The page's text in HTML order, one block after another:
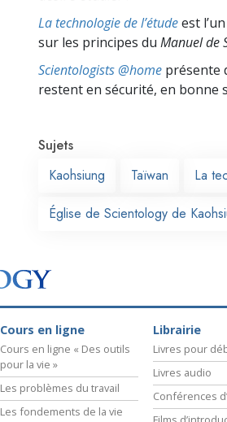
La technologie de l’étudeest
sur les principes du Manuel de
Scientologists @home présente
restent en sécurité, en bonne
Sujets
Kaohsiung
Taïwan La
Église de Scientology de
Cours en ligne
Cours en ligne « Des outils
pour la vie »
Les problèmes du travail
Les fondements de la vie
Librairie
Livres pour
Livres audio
Conférences